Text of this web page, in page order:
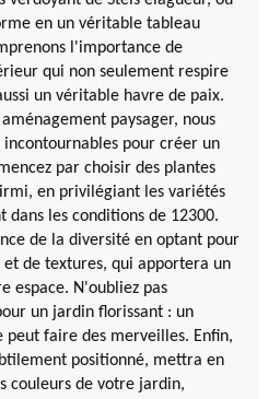
en un véritable tableau
l'importance de
qui non seulement respire
un véritable havre de paix.
paysager, nous
incontournables pour créer un
par choisir des plantes
en privilégiant les variétés
dans les conditions de 12300.
de la diversité en optant pour
et de textures, qui apportera un
espace. N'oubliez pas
un jardin florissant : un
peut faire des merveilles. Enfin,
positionné, mettra en
couleurs de votre jardin,